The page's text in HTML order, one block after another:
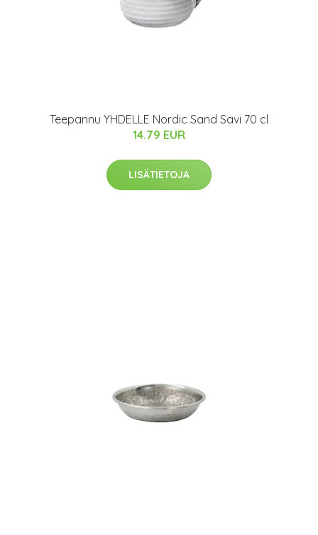
Teepannu YHDELLE Nordic Sand Savi 70 cl
14.79 EUR
LISÄTIETOJA